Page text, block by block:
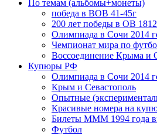
По темам (альбомы+монеты)
победа в ВОВ 41-45г
200 лет победы в ОВ 1812
Олимпиада в Сочи 2014
Чемпионат мира по
Воссоединение Крыма и
Купюры РФ
Олимпиада в Сочи 2014
Крым и Севастополь
Опытные
Красивые номера на
Билеты МММ 1994 года
Футбол